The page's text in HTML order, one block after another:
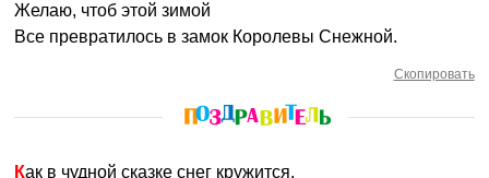
Желаю, чтоб этой зимой
Все превратилось в замок Королевы Снежной.
Скопировать
Как в чудной сказке снег кружится,